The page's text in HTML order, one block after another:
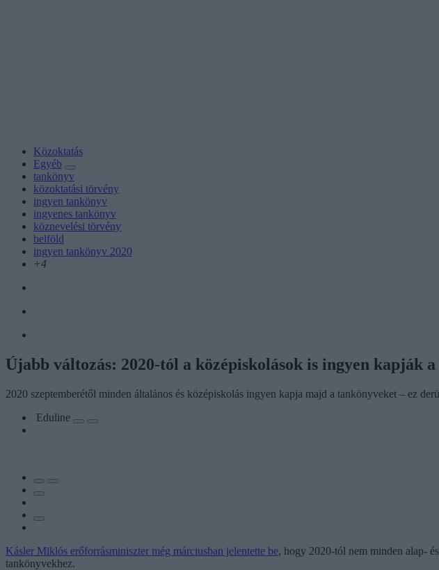
Közoktatás
Egyéb
tankönyv
közoktatási törvény
ingyen tankönyv
ingyenes tankönyv
köznevelési törvény
belföld
ingyen tankönyv 2020
+4
Újabb változás: 2020-tól a középiskolások is ingyen kapják
2020 szeptemberétől minden általános és középiskolás ingyen kapja majd a tankönyveket – ez
Eduline
Kásler Miklós erőforrásminiszter még márciusban jelentette be, hogy 2020-tól nem minden alap-
tankönyvekhez.